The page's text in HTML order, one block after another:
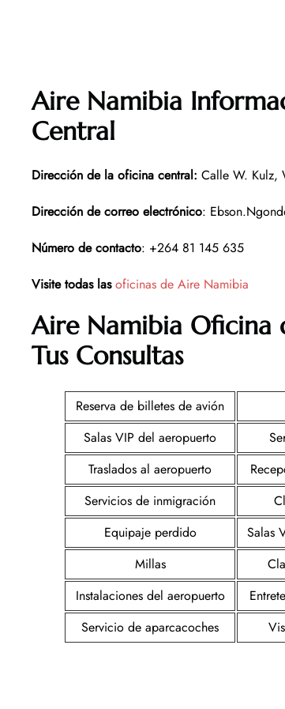
Aire Namibia
Central
Dirección de la oficina central: Calle W. Kulz,
Dirección de correo electrónico:
Número de contacto: +264 81 145 635
Visite todas las oficinas de Aire Namibia
Aire Namibia Oficina
Tus Consultas
Reserva de billetes de avión
Salas VIP del aeropuerto
Traslados al aeropuerto
Servicios de inmigración
Equipaje perdido
Salas
Millas
Instalaciones del aeropuerto
Servicio de aparcacoches